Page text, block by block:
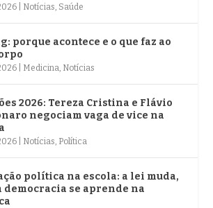
Notícias Saúde
porque acontece e o que faz ao
Medicina Notícias
2026: Tereza Cristina e Flávio
negociam vaga de vice na
Notícias Política
política na escola: a lei muda,
democracia se aprende na